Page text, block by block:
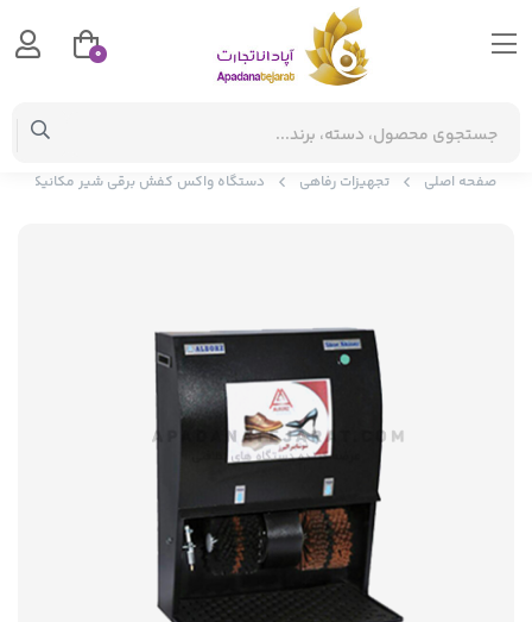
صفحه اصلی تجهیزات رفاهی دستگاه واکس کفش برقی شیر مکانیکی
0